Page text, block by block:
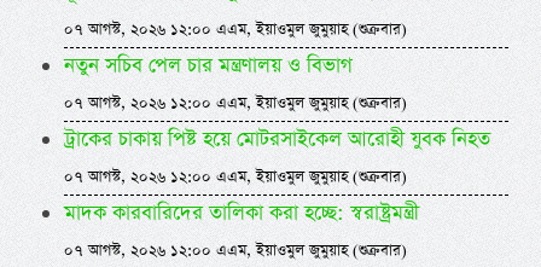
০৭ আগস্ট, ২০২৬ ১২:০০ এএম, ইয়াওমুল জুমুয়াহ (শুক্রবার)
নতুন সচিব পেল চার মন্ত্রণালয় ও বিভাগ
০৭ আগস্ট, ২০২৬ ১২:০০ এএম, ইয়াওমুল জুমুয়াহ (শুক্রবার)
ট্রাকের চাকায় পিষ্ট হয়ে মোটরসাইকেল আরোহী যুবক নিহত
০৭ আগস্ট, ২০২৬ ১২:০০ এএম, ইয়াওমুল জুমুয়াহ (শুক্রবার)
মাদক কারবারিদের তালিকা করা হচ্ছে: স্বরাষ্ট্রমন্ত্রী
০৭ আগস্ট, ২০২৬ ১২:০০ এএম, ইয়াওমুল জুমুয়াহ (শুক্রবার)